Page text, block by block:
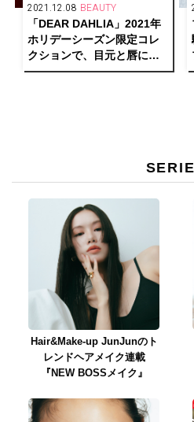
2021.12.08 BEAUTY
「DEAR DAHLIA」2021年
ホリデーシーズン限定コレ
クションで、目元と唇に多
彩な輝きを。
Hair&Make-up JunJunのト
レンドヘアメイク連載
『NEW BOSSメイク』